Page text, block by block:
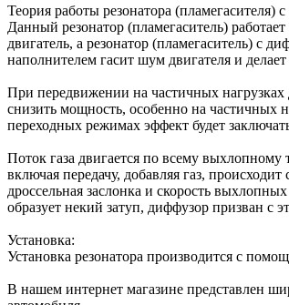
Теория работы резонатора (пламегасителя)
Данный резонатор (пламегаситель)
двигатель, а резонатор (пламегаситель) с
наполнителем гасит шум двигателя и
При передвижении на частичных нагрузках
снизить мощность, особенно на частичных
переходных режимах эффект будет
Поток газа двигается по всему
включая передачу, добавляя газ,
дроссельная заслонка и скорость
образует некий затуп, диффузор призван с
Установка:
Установка резонатора производится с
В нашем интернет магазине представлен